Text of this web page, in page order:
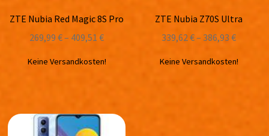
ZTE Nubia Red Magic 8S Pro
269,99€– 409,51€
Keine Versandkosten!
ZTE Nubia Z70S Ultra
339,62€– 386,93€
Keine Versandkosten!